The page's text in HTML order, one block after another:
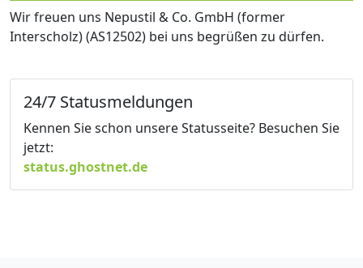
Wir freuen uns Nepustil & Co. GmbH (former
Interscholz) (AS12502) bei uns begrüßen zu dürfen.
24/7 Statusmeldungen
Kennen Sie schon unsere Statusseite? Besuchen Sie
jetzt:
status.ghostnet.de